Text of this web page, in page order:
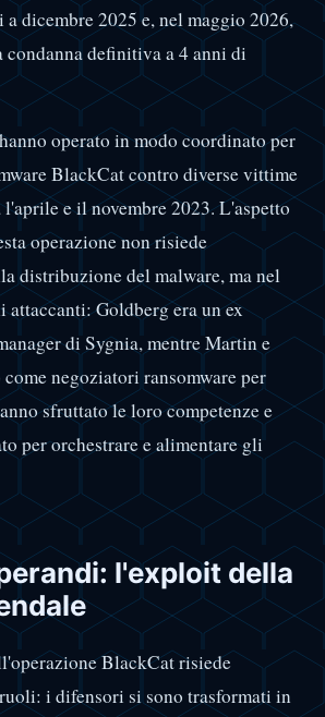
dicembre 2025 e, nel maggio 2026,
condanna definitiva a 4 anni di
operato in modo coordinato per
BlackCat contro diverse vittime
e il novembre 2023. L'aspetto
operazione non risiede
distribuzione del malware, ma nel
Goldberg era un ex
di Sygnia, mentre Martin e
negoziatori ransomware per
sfruttato le loro competenze e
per orchestrare e alimentare gli
l'exploit della
BlackCat risiede
i difensori si sono trasformati in